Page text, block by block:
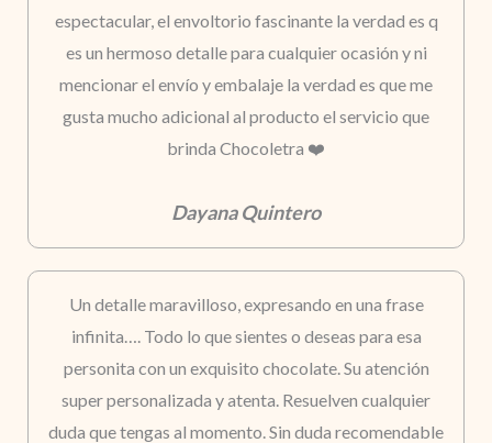
espectacular, el envoltorio fascinante la verdad es q
es un hermoso detalle para cualquier ocasión y ni
mencionar el envío y embalaje la verdad es que me
gusta mucho adicional al producto el servicio que
brinda Chocoletra ❤️
Dayana Quintero
Un detalle maravilloso, expresando en una frase
infinita…. Todo lo que sientes o deseas para esa
personita con un exquisito chocolate. Su atención
super personalizada y atenta. Resuelven cualquier
duda que tengas al momento. Sin duda recomendable